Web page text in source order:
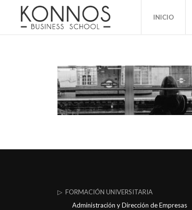
INICIO
▷ FORMACIÓN UNIVERSITARIA
Administración y Dirección de Empresas